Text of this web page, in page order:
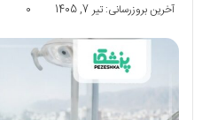
آخرین بروزرسانی: تیر 7, 1405
0